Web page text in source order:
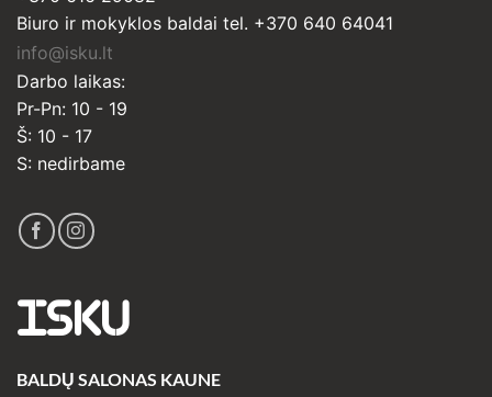
Biuro ir mokyklos baldai tel. +370 640 64041
info@isku.lt
Darbo laikas:
Pr-Pn: 10 - 19
Š: 10 - 17
S: nedirbame
ISKU
BALDŲ SALONAS KAUNE